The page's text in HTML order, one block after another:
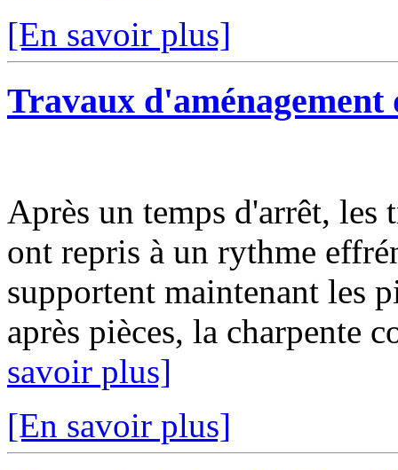
[En savoir plus]
Travaux
Après un temps d'arrêt, les
ont repris à un rythme
supportent maintenant les
après pièces, la charpente
savoir plus]
[En savoir plus]